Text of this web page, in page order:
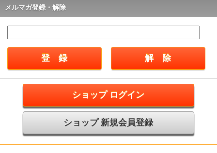
メルマガ登録・解除
ショップ ログイン
ショップ 新規会員登録